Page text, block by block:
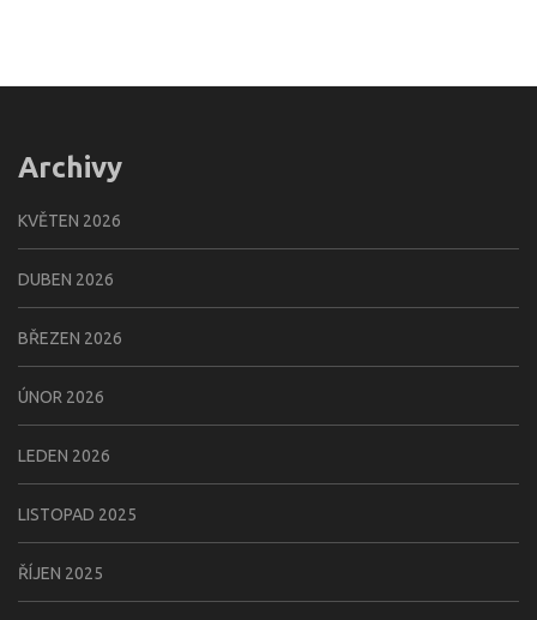
Archivy
KVĚTEN 2026
DUBEN 2026
BŘEZEN 2026
ÚNOR 2026
LEDEN 2026
LISTOPAD 2025
ŘÍJEN 2025